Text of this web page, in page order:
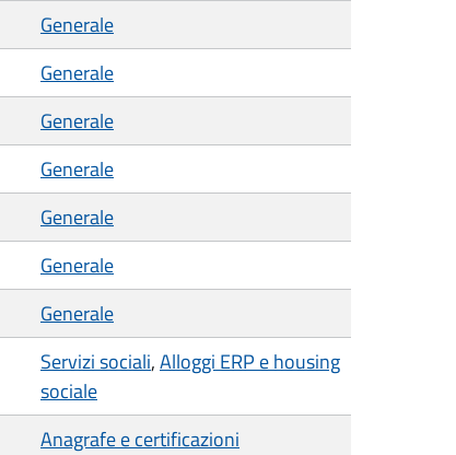
Generale
Generale
Generale
Generale
Generale
Generale
Generale
Servizi sociali,Alloggi ERP e housing
sociale
Anagrafe e certificazioni